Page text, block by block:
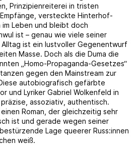
Prinzipienreiterei in tristen
versteckte Hinterhof-
Leben und bleibt doch
ist – genau wie viele seiner
Alltag ist ein lustvoller Gegenentwurf
Masse. Doch als die Duma die
„Homo-Propaganda-Gesetzes“
gegen den Mainstream zur
autobiografisch gefärbte
und Lyriker Gabriel Wolkenfeld in
präzise, assoziativ, authentisch.
Roman, der gleichzeitig sehr
ist und gerade wegen seiner
Lage queerer Russ:innen
weiß.